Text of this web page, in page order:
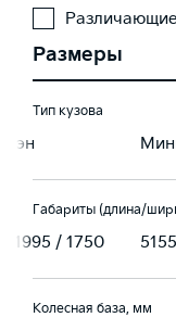
Размеры
Тип кузова
Габариты (длина/
/ 1995 / 1750
Колесная база, мм